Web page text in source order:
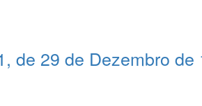
de 29 de Dezembro de